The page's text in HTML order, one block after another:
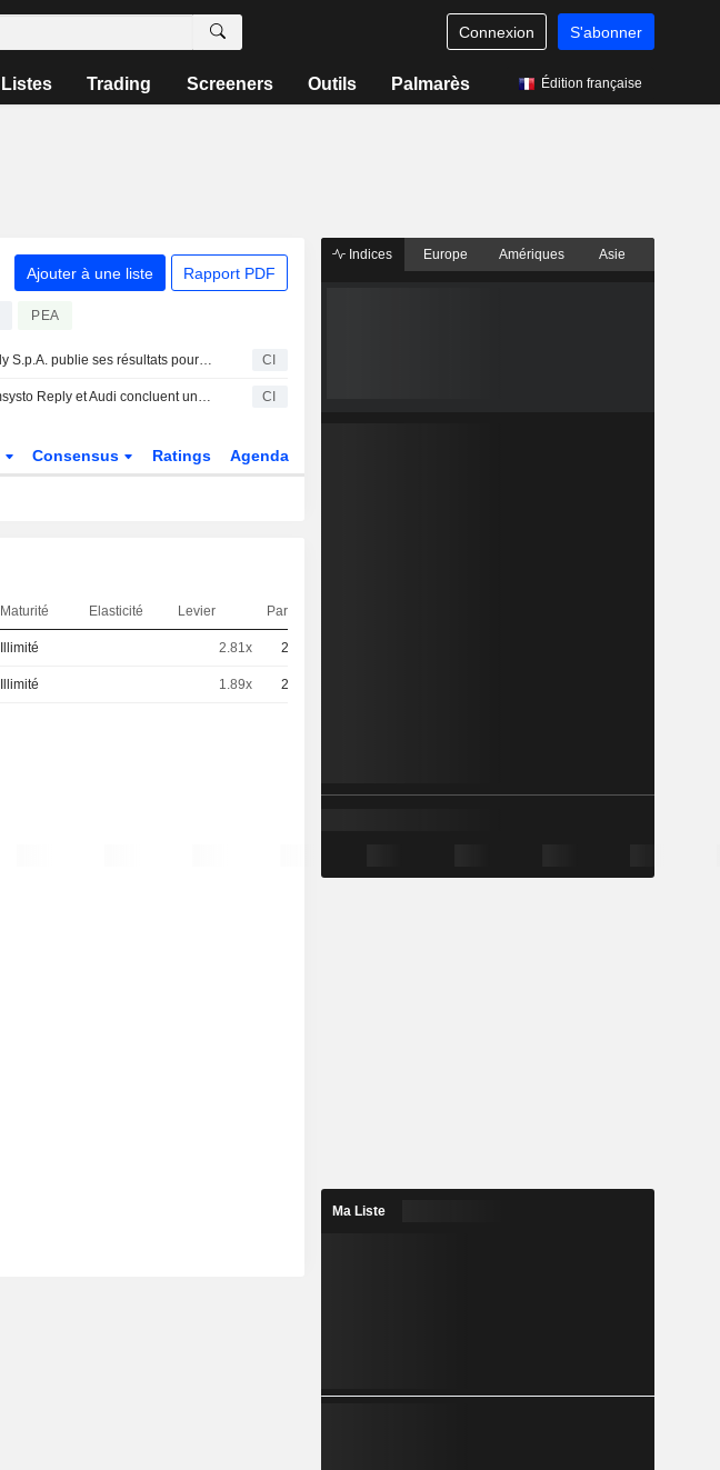
Connexion S'abonner
Listes Trading Screeners Outils Palmarès Édition française
Ajouter à une liste Rapport PDF
PEA
Reply S.p.A. publie ses résultats pour le premier semestre clos le 30 juin 2026 CI
Comsysto Reply et Audi concluent une alliance stratégique pour faire évoluer la plateforme de véhicules d'occasion B2B grâce à un système multi-agents basé sur l'IA CI
Consensus Ratings Agenda
Maturité Elasticité Levier Parité
Illimité 2.81x 20
Illimité 1.89x 20
Indices Europe Amériques Asie
Ma Liste